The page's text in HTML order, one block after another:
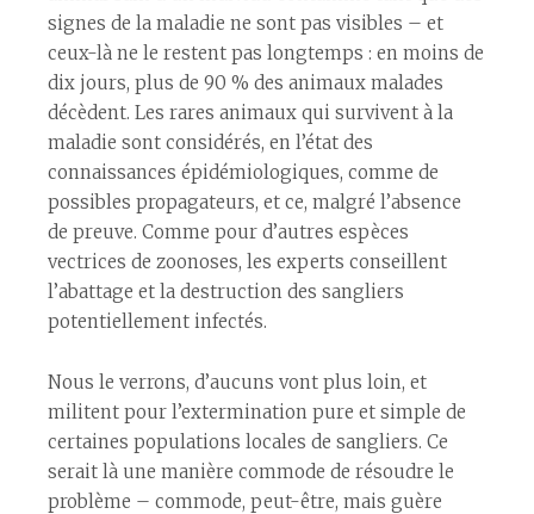
signes de la maladie ne sont pas visibles – et
ceux-là ne le restent pas longtemps : en moins de
dix jours, plus de 90 % des animaux malades
décèdent. Les rares animaux qui survivent à la
maladie sont considérés, en l’état des
connaissances épidémiologiques, comme de
possibles propagateurs, et ce, malgré l’absence
de preuve. Comme pour d’autres espèces
vectrices de zoonoses, les experts conseillent
l’abattage et la destruction des sangliers
potentiellement infectés.
Nous le verrons, d’aucuns vont plus loin, et
militent pour l’extermination pure et simple de
certaines populations locales de sangliers. Ce
serait là une manière commode de résoudre le
problème – commode, peut-être, mais guère